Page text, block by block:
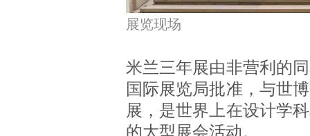
展览现场
米兰三年展由非营利的
国际展览局批准，与世
展，是世界上在设计学
的大型展会活动。